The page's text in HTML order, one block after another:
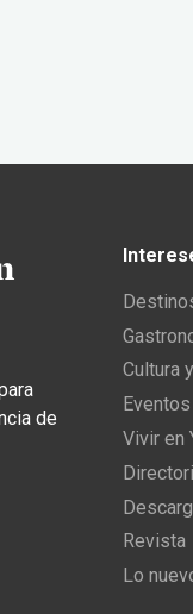
de
Cultura
Vivir en
Revista
Lo